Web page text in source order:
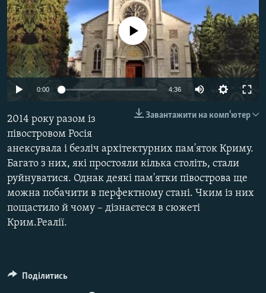
СПЕЦПРОЕКТИ
ДЕПОРТАЦІЯ
ВІДЕОУРОКИ «ELIFBE»
СВІДЧЕННЯ ОКУПАЦІЇ
УКРАЇНСЬКА ПРОБЛЕМА КРИМУ
ІНФОГРАФІКА
ЯК ОБІЙТИ БЛОКУВАННЯ
Русский
Qırımtatar
ДОЛУЧАЙСЯ!
Усі сайти RFE/RL
No media source currently available
0:00 4:36
Завантажити на комп'ютер
2014 року разом із
півостровом Росія
анексувала і безліч архітектурних пам'яток Криму.
Багато з них, які простояли кілька століть, стали
руйнуватися. Однак деякі пам'ятки півострова ще
можна побачити в перфектному стані. Чким із них
пощастило й чому – дізнаєтеся в сюжеті
Крим.Реалії.
Поділитись